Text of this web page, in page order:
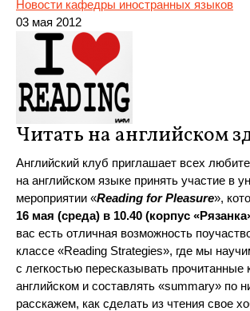
Новости кафедры иностранных языков
03 мая 2012
Читать на английском
Английский клуб приглашает всех
на английском языке принять участие в
мероприятии «Reading for Pleasure»,
16 мая (среда) в 10.40 (корпус
вас есть отличная возможность
классе «Reading Strategies», где мы
с легкостью пересказывать прочитанные
английском и составлять «summary» по
расскажем, как сделать из чтения свое